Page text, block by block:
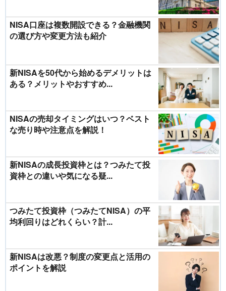
NISA口座は複数開設できる？金融機関
の選び方や変更方法も紹介
新NISAを50代から始めるデメリットは
ある？メリットやおすすめ...
NISAの売却タイミングはいつ？ベスト
な売り時や注意点を解説！
新NISAの成長投資枠とは？つみたて投
資枠との違いや気になる疑...
つみたて投資枠（つみたてNISA）の平
均利回りはどれくらい？計...
新NISAは改悪？制度の変更点と活用の
ポイントを解説